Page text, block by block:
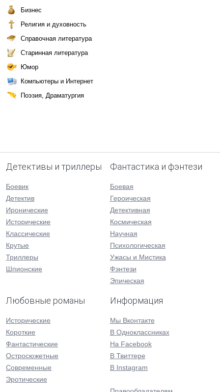
Бизнес
Религия и духовность
Справочная литература
Старинная литература
Юмор
Компьютеры и Интернет
Поэзия, Драматургия
Детективы и триллеры
Боевик
Детектив
Иронические
Исторические
Классические
Крутые
Триллеры
Шпионские
Фантастика и фэнтези
Боевая
Героическая
Детективная
Космическая
Научная
Психологическая
Ужасы и Мистика
Фэнтези
Эпическая
Любовные романы
Исторические
Короткие
Фантастические
Остросюжетные
Современные
Эротические
Информация
Мы Вконтакте
В Одноклассниках
На Facebook
В Твиттере
В Instagram